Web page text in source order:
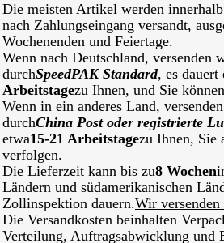
Die meisten Artikel werden
nach Zahlungseingang versandt,
Wochenenden und Feiertage.
Wenn nach Deutschland, versenden
durchSpeedPAK Standard, es dauert
Arbeitstagezu Ihnen, und Sie
Wenn in ein anderes Land,
durchChina Post oder registrierte
etwa15-21 Arbeitstagezu Ihnen, Sie
verfolgen.
Die Lieferzeit kann bis zu8 Wochen
Ländern und südamerikanischen
Zollinspektion dauern.Wir
Die Versandkosten beinhalten
Verteilung, Auftragsabwicklung und